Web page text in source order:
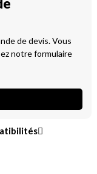
de devis. Vous
notre formulaire